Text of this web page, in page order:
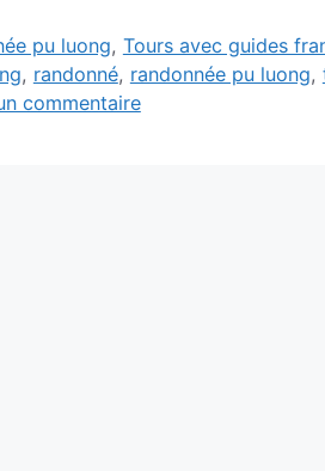
pu luong, Tours avec guides
, randonné, randonnée pu luong,
commentaire